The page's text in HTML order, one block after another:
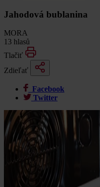
Jahodová bublanina
MORA
13 hlasů
Tlačiť
Zdieľať
Facebook
Twitter